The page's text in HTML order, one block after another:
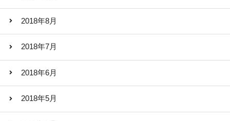
2018年8月
2018年7月
2018年6月
2018年5月